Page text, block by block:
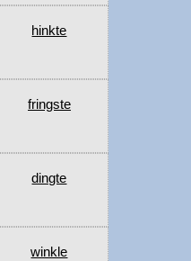
hinkte
fringste
dingte
winkle